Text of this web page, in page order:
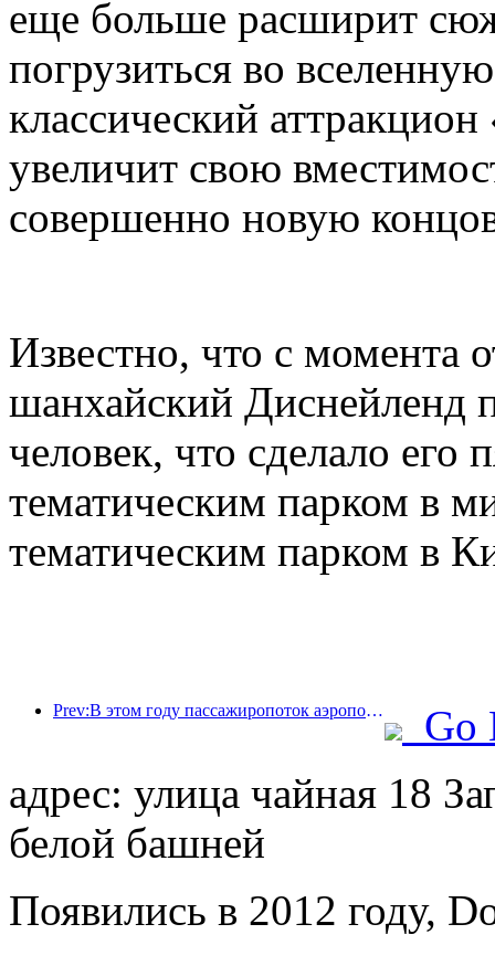
еще больше расширит
погрузиться во
классический
увеличит свою
совершенно новую
Известно, что с момента
шанхайский Диснейленд
человек, что сделало
тематическим парком в
тематическим парком в
Prev:В этом году пассажиропоток аэропорта Шэньчжэня превысил 3 миллиона человек, установив новый рекорд за аналогичный период.
Go
адрес: улица чайная 18
белой башней
Появились в 2012 году,